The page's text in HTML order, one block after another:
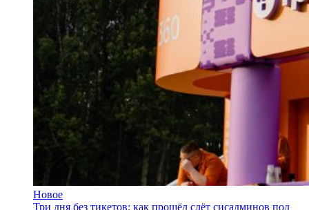
Новое
Три дня без тикетов: как прошёл слёт сисадминов под